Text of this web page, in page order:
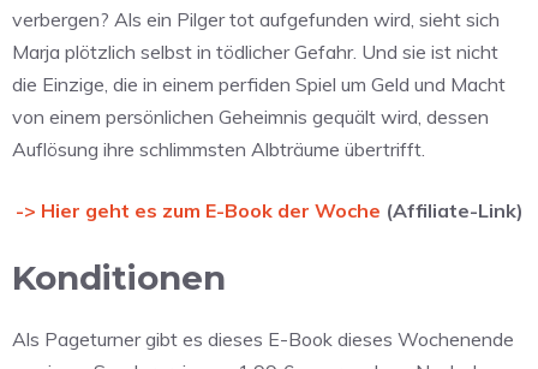
verbergen? Als ein Pilger tot aufgefunden wird, sieht sich
Marja plötzlich selbst in tödlicher Gefahr. Und sie ist nicht
die Einzige, die in einem perfiden Spiel um Geld und Macht
von einem persönlichen Geheimnis gequält wird, dessen
Auflösung ihre schlimmsten Albträume übertrifft.
-> Hier geht es zum E-Book der Woche (Affiliate-Link)
Konditionen
Als Pageturner gibt es dieses E-Book dieses Wochenende